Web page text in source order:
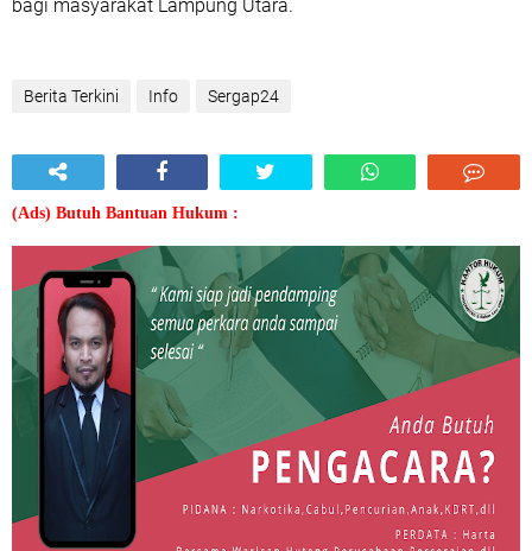
bagi masyarakat Lampung Utara.
Berita Terkini Info Sergap24
(Ads) Butuh Bantuan Hukum :